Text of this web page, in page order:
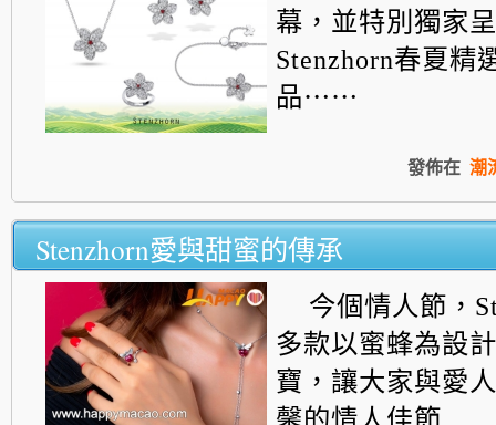
幕， 並特別獨家
Stenzhorn春夏精
品⋯⋯
發佈在 潮
Stenzhorn愛與甜蜜的傳承
今個情人節，
多款以蜜蜂為設
寶， 讓大家與愛
馨的情人佳節.....